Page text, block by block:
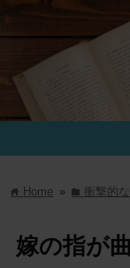
home Home » folder 衝撃的
嫁の指が